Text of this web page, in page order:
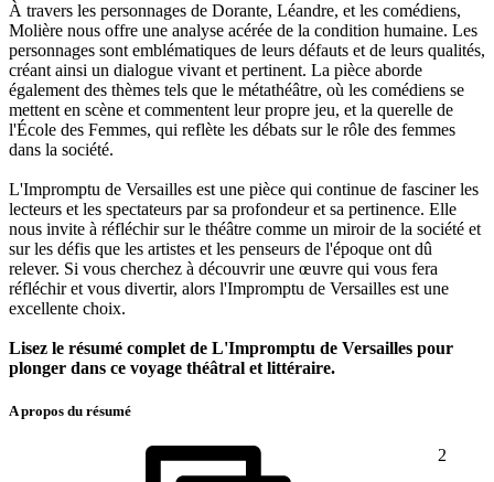
À travers les personnages de Dorante, Léandre, et les comédiens,
Molière nous offre une analyse acérée de la condition humaine. Les
personnages sont emblématiques de leurs défauts et de leurs qualités,
créant ainsi un dialogue vivant et pertinent. La pièce aborde
également des thèmes tels que le métathéâtre, où les comédiens se
mettent en scène et commentent leur propre jeu, et la querelle de
l'École des Femmes, qui reflète les débats sur le rôle des femmes
dans la société.
L'Impromptu de Versailles est une pièce qui continue de fasciner les
lecteurs et les spectateurs par sa profondeur et sa pertinence. Elle
nous invite à réfléchir sur le théâtre comme un miroir de la société et
sur les défis que les artistes et les penseurs de l'époque ont dû
relever. Si vous cherchez à découvrir une œuvre qui vous fera
réfléchir et vous divertir, alors l'Impromptu de Versailles est une
excellente choix.
Lisez le résumé complet de L'Impromptu de Versailles pour
plonger dans ce voyage théâtral et littéraire.
A propos du résumé
2